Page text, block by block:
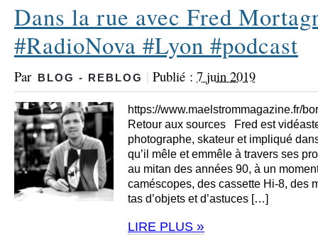
Dans la rue avec Fred
#RadioNova #Lyon #podcast
Par BLOG - REBLOG | Publié : 7 juin 2019
https://www.maelstrommagazine.fr/
Retour aux sources Fred est
photographe, skateur et impliqué
qu’il mêle et emmêle à travers ses
au mitan des années 90, à un
caméscopes, des cassette Hi-8, des
tas d’objets et d’astuces […]
LIRE PLUS »